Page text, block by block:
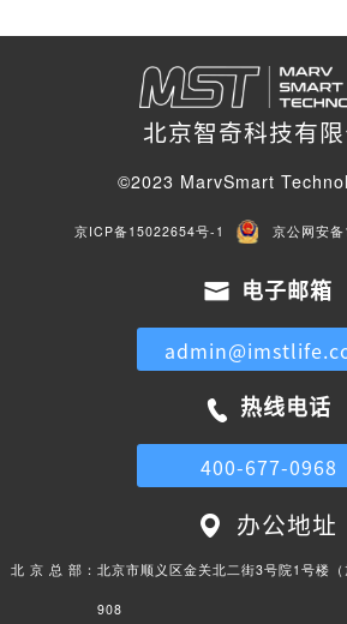
北京智奇科技有限
©2023 MarvSmart
京ICP备15022654号-1 京公网安
电子邮箱
热线电话
400-677-0968
办公地址
北 京 总 部： 北京市顺义区金关北二街3号院1号楼
908